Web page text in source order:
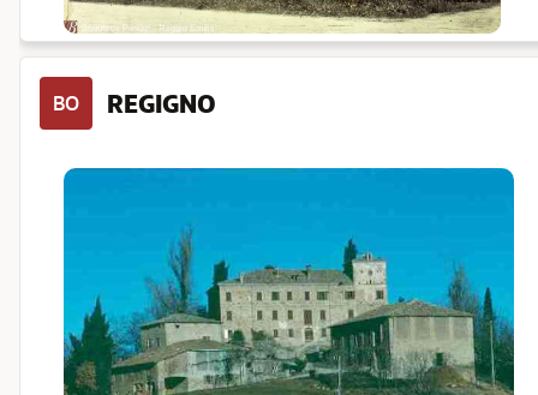
BO REGIGNO